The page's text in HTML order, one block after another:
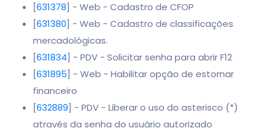
[631378] - Web - Cadastro de CFOP
[631380] - Web - Cadastro de classificações
mercadológicas.
[631834] - PDV - Solicitar senha para abrir F12
[631895] - Web - Habilitar opção de estornar
financeiro
[632889] - PDV - Liberar o uso do asterisco (*)
através da senha do usuário autorizado